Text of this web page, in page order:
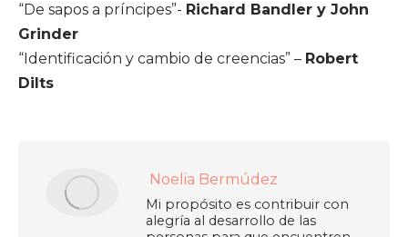
“De sapos a príncipes”- Richard Bandler y John
Grinder
“Identificación y cambio de creencias” – Robert
Dilts
Noelia Bermúdez
Mi propósito es contribuir con
alegría al desarrollo de las